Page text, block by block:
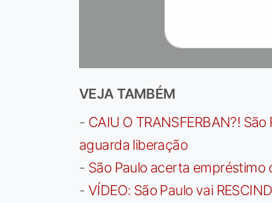
VEJA TAMBÉM
- CAIU O TRANSFERBAN?!
aguarda liberação
- São Paulo acerta
- VÍDEO: São Paulo vai